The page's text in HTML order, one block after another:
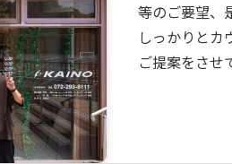
等のご要望、
しっかりとカ
ご提案をさせ